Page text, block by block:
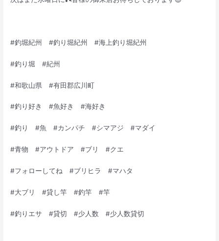
#釣堀紀州 #釣り堀紀州 #海上釣り堀紀州
#釣り堀 #紀州
#和歌山県 #有田郡広川町
#釣り好き #魚好き #海好き
#釣り #魚 #カンパチ #シマアジ #マダイ
#青物 #アウトドア #ブリ #クエ
#フォローしてね #ブリヒラ #マハタ
#大ブリ #貸し竿 #釣竿 #竿
#釣りエサ #貸切 #少人数 #少人数貸切